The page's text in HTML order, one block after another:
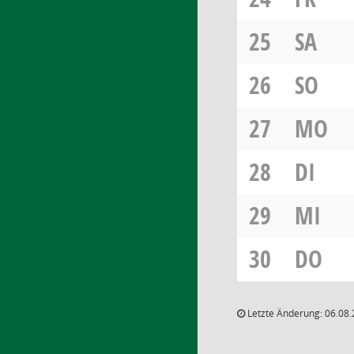
25
SA
26
SO
27
MO
28
DI
29
MI
30
DO
Letzte Änderung: